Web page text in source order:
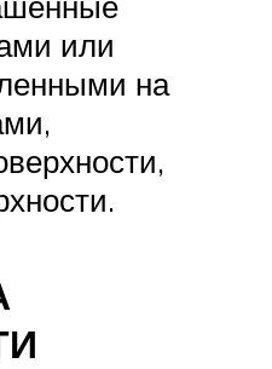
или
на